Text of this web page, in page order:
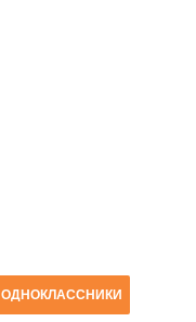
ОДНОКЛАССНИКИ